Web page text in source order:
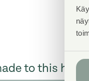
to this home